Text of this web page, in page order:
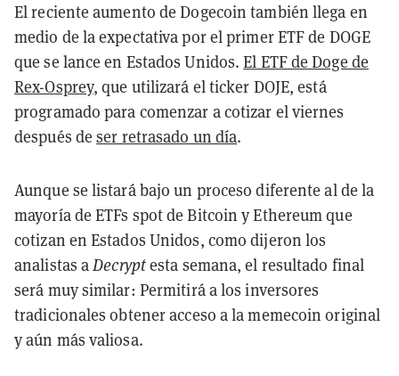
El reciente aumento de Dogecoin también llega en
medio de la expectativa por el primer ETF de DOGE
que se lance en Estados Unidos.El ETF de Doge de
Rex-Osprey, que utilizará el ticker DOJE, está
programado para comenzar a cotizar el viernes
después deser retrasado un día.
Aunque se listará bajo un proceso diferente al de la
mayoría de ETFs spot de Bitcoin y Ethereum que
cotizan en Estados Unidos, como dijeron los
analistas aDecryptesta semana, el resultado final
será muy similar: Permitirá a los inversores
tradicionales obtener acceso a la memecoin original
y aún más valiosa.